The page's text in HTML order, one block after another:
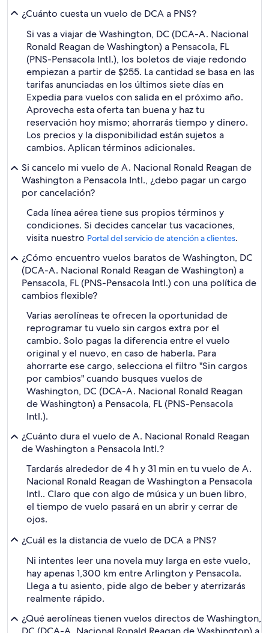
¿Cuánto cuesta un vuelo de DCA a PNS?
Si vas a viajar de Washington, DC (DCA-A. Nacional
Ronald Reagan de Washington) a Pensacola, FL
(PNS-Pensacola Intl.), los boletos de viaje redondo
empiezan a partir de $255. La cantidad se basa en las
tarifas anunciadas en los últimos siete días en
Expedia para vuelos con salida en el próximo año.
Aprovecha esta oferta tan buena y haz tu
reservación hoy mismo; ahorrarás tiempo y dinero.
Los precios y la disponibilidad están sujetos a
cambios. Aplican términos adicionales.
Si cancelo mi vuelo de A. Nacional Ronald Reagan de
Washington a Pensacola Intl., ¿debo pagar un cargo
por cancelación?
Cada línea aérea tiene sus propios términos y
condiciones. Si decides cancelar tus vacaciones,
visita nuestro Portal del servicio de atención a clientes.
¿Cómo encuentro vuelos baratos de Washington, DC
(DCA-A. Nacional Ronald Reagan de Washington) a
Pensacola, FL (PNS-Pensacola Intl.) con una política de
cambios flexible?
Varias aerolíneas te ofrecen la oportunidad de
reprogramar tu vuelo sin cargos extra por el
cambio. Solo pagas la diferencia entre el vuelo
original y el nuevo, en caso de haberla. Para
ahorrarte ese cargo, selecciona el filtro "Sin cargos
por cambios" cuando busques vuelos de
Washington, DC (DCA-A. Nacional Ronald Reagan
de Washington) a Pensacola, FL (PNS-Pensacola
Intl.).
¿Cuánto dura el vuelo de A. Nacional Ronald Reagan
de Washington a Pensacola Intl.?
Tardarás alrededor de 4 h y 31 min en tu vuelo de A.
Nacional Ronald Reagan de Washington a Pensacola
Intl.. Claro que con algo de música y un buen libro,
el tiempo de vuelo pasará en un abrir y cerrar de
ojos.
¿Cuál es la distancia de vuelo de DCA a PNS?
Ni intentes leer una novela muy larga en este vuelo,
hay apenas 1,300 km entre Arlington y Pensacola.
Llega a tu asiento, pide algo de beber y aterrizarás
realmente rápido.
¿Qué aerolíneas tienen vuelos directos de Washington,